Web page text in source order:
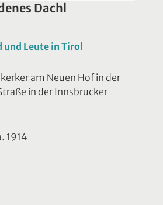
Dachl
und Leute in Tirol
am Neuen Hof in der
in der Innsbrucker
1914